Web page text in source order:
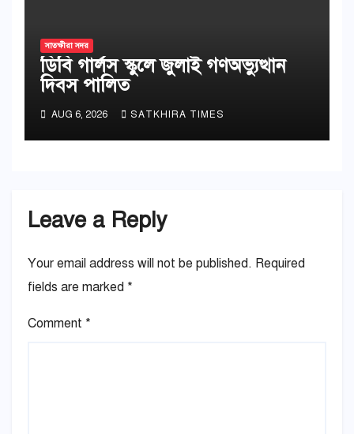
সাতক্ষীরা সদর
ডিবি গার্লস স্কুলে জুলাই গণঅভ্যুত্থান
দিবস পালিত
AUG 6, 2026 SATKHIRA TIMES
Leave a Reply
Your email address will not be published. Required
fields are marked *
Comment *